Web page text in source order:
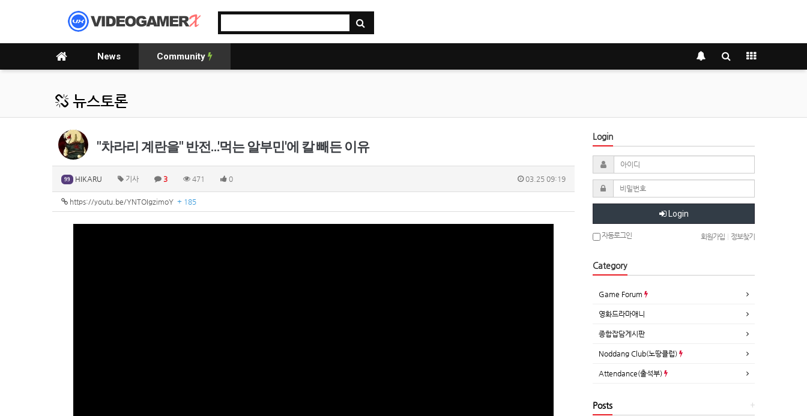
News Community
뉴스토론
"차라리 계란을" 반전…'먹는 알부민'에 칼 빼든 이유
99 HIKARU 기사 3 471 0 03.25 09:19
https://youtu.be/YNTOIgzimoY + 185
Login
Login
자동로그인 회원가입 정보찾기
Category
Game Forum
영화드라마애니
종합잡담게시판
Noddang Club(노땅클럽)
Attendance(출석부)
+
Posts